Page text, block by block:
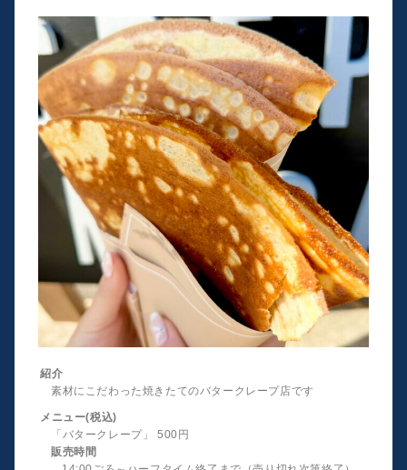
紹介
素材にこだわった焼きたてのバタークレープ店です
メニュー(税込)
「バタークレープ」 500円
販売時間